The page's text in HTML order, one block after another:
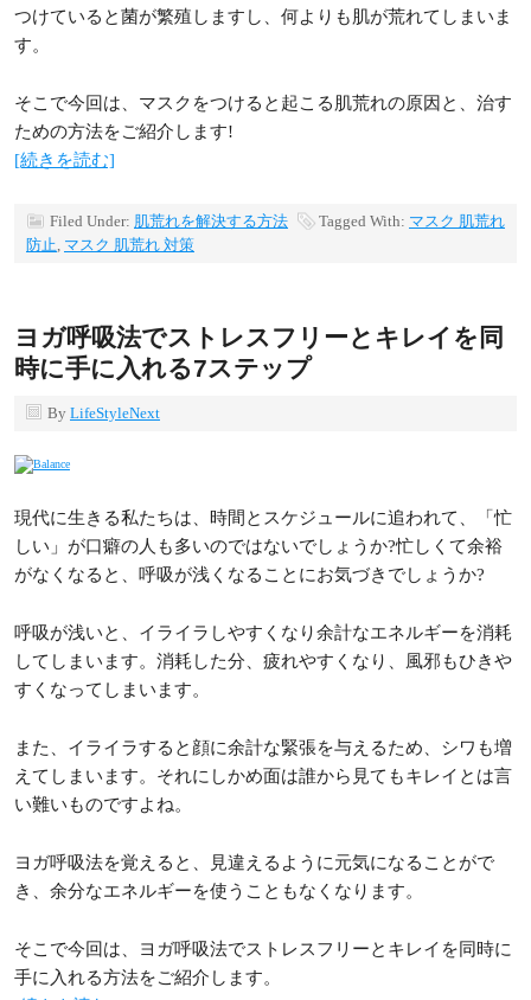
つけていると菌が繁殖しますし、何よりも肌が荒れてしまいま
す。
そこで今回は、マスクをつけると起こる肌荒れの原因と、治す
ための方法をご紹介します!
[続きを読む]
Filed Under: 肌荒れを解決する方法 Tagged With: マスク 肌荒れ
防止, マスク 肌荒れ 対策
ヨガ呼吸法でストレスフリーとキレイを同
時に手に入れる7ステップ
By LifeStyleNext
現代に生きる私たちは、時間とスケジュールに追われて、「忙
しい」が口癖の人も多いのではないでしょうか?忙しくて余裕
がなくなると、呼吸が浅くなることにお気づきでしょうか?
呼吸が浅いと、イライラしやすくなり余計なエネルギーを消耗
してしまいます。消耗した分、疲れやすくなり、風邪もひきや
すくなってしまいます。
また、イライラすると顔に余計な緊張を与えるため、シワも増
えてしまいます。それにしかめ面は誰から見てもキレイとは言
い難いものですよね。
ヨガ呼吸法を覚えると、見違えるように元気になることがで
き、余分なエネルギーを使うこともなくなります。
そこで今回は、ヨガ呼吸法でストレスフリーとキレイを同時に
手に入れる方法をご紹介します。